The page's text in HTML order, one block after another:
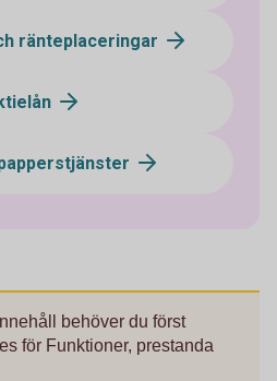
ränteplaceringar
behöver du först
för Funktioner, prestanda